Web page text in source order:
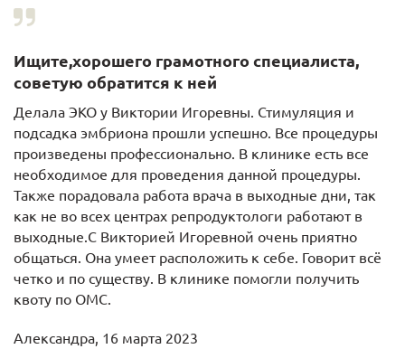
Ищите,хорошего грамотного специалиста,
советую обратится к ней
Делала ЭКО у Виктории Игоревны. Стимуляция и
подсадка эмбриона прошли успешно. Все процедуры
произведены профессионально. В клинике есть все
необходимое для проведения данной процедуры.
Также порадовала работа врача в выходные дни, так
как не во всех центрах репродуктологи работают в
выходные.С Викторией Игоревной очень приятно
общаться. Она умеет расположить к себе. Говорит всё
четко и по существу. В клинике помогли получить
квоту по ОМС.
Александра, 16 марта 2023